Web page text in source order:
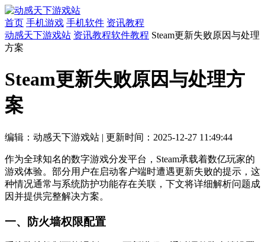
首页 手机游戏 手机软件 资讯教程
动感天下游戏站 资讯教程软件教程 Steam更新失败原因与处理
方案
Steam更新失败原因与处理方
案
编辑：动感天下游戏站 | 更新时间：2025-12-27 11:49:44
作为全球知名的数字游戏分发平台，Steam承载着数亿玩家的
游戏体验。部分用户在启动客户端时遭遇更新失败的提示，这
种情况通常与系统防护功能存在关联，下文将详细解析问题成
因并提供完整解决方案。
一、防火墙权限配置